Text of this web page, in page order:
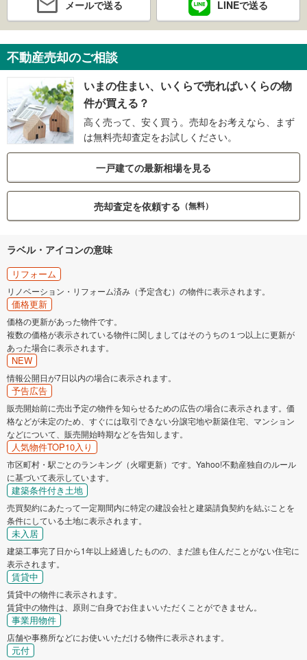
メールで送る LINEで送る
不動産売却のご相談
いまの住まい、いくらで売ればいくらの物
件が買える？
高く売って、安く買う。売却をお考えなら、まず
は無料売却査定をお試しください。
一戸建ての最新相場を見る
売却査定を依頼する （無料）
ラベル・アイコンの意味
リフォーム
リノベーション・リフォーム済み（予定含む）の物件に表示されます。
価格更新
価格の更新があった物件です。
複数の価格が表示されている物件に関しましてはそのうちの１つ以上に更新が
あった場合に表示されます。
NEW
情報公開日が7日以内の場合に表示されます。
予告広告
販売開始前に売出予定の物件を知らせるための広告の場合に表示されます。価
格などが未定のため、すぐには取引できない分譲宅地や新築住宅、マンション
などについて、販売開始時期などを告知します。
人気物件TOP10入り
市区町村・駅ごとのランキング（火曜更新）です。Yahoo!不動産独自のルール
に基づいて表示しています。
建築条件付き土地
売買契約にあたって一定期間内に特定の建設会社と建築請負契約を結ぶことを
条件にしている土地に表示されます。
未入居
建築工事完了日から1年以上経過したものの、まだ誰も住んだことがない住宅に
表示されます。
賃貸中
賃貸中の物件に表示されます。
賃貸中の物件は、原則ご自身でお住まいいただくことができません。
事業用物件
店舗や事務所などにお使いいただける物件に表示されます。
元付